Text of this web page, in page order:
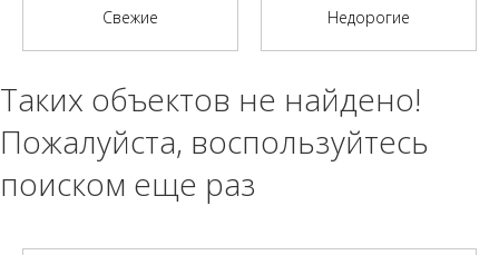
Таких объектов не найдено!
Пожалуйста, воспользуйтесь
поиском еще раз